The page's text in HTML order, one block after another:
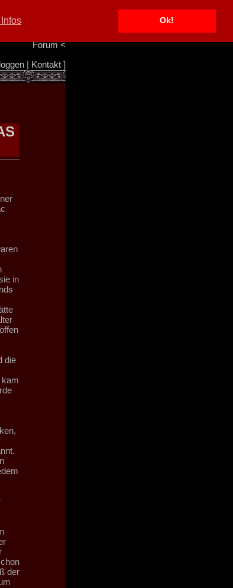
Ok!
Impressum
Forum<
| Kontakt]
in
die
kam
der